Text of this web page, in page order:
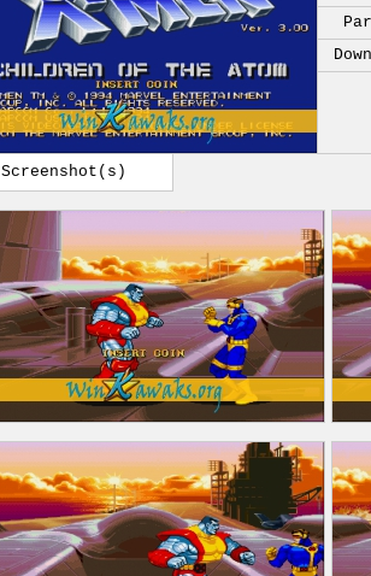
Screenshot(s)